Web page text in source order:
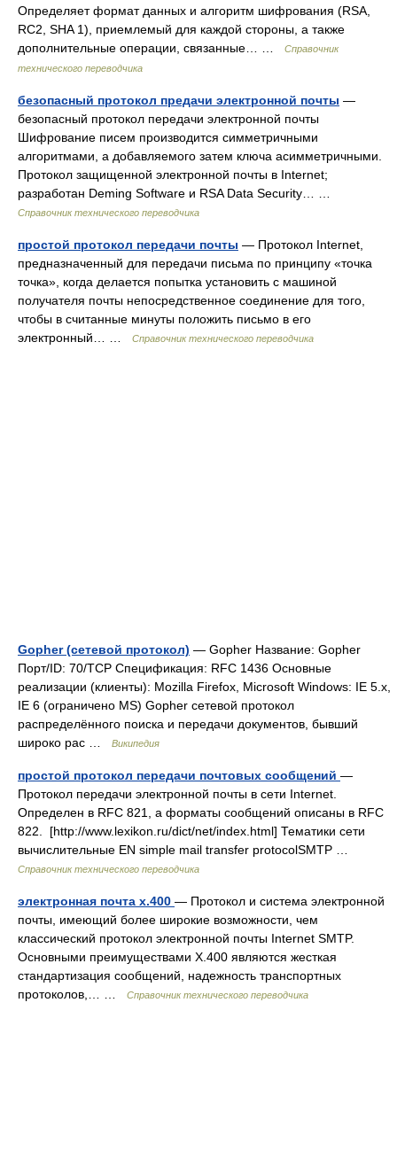
Определяет формат данных и алгоритм шифрования (RSA,
RC2, SHA 1), приемлемый для каждой стороны, а также
дополнительные операции, связанные… …
Справочник
технического переводчика
безопасный протокол предачи электронной почты —
безопасный протокол передачи электронной почты
Шифрование писем производится симметричными
алгоритмами, а добавляемого затем ключа асимметричными.
Протокол защищенной электронной почты в Internet;
разработан Deming Software и RSA Data Security… …
Справочник технического переводчика
простой протокол передачи почты — Протокол Internet,
предназначенный для передачи письма по принципу «точка
точка», когда делается попытка установить с машиной
получателя почты непосредственное соединение для того,
чтобы в считанные минуты положить письмо в его
электронный… …
Справочник технического переводчика
Gopher (сетевой протокол) — Gopher Название: Gopher
Порт/ID: 70/TCP Спецификация: RFC 1436 Основные
реализации (клиенты): Mozilla Firefox, Microsoft Windows: IE 5.x,
IE 6 (ограничено MS) Gopher сетевой протокол
распределённого поиска и передачи документов, бывший
широко рас …
Википедия
простой протокол передачи почтовых сообщений —
Протокол передачи электронной почты в сети Internet.
Определен в RFC 821, а форматы сообщений описаны в RFC
822. [http://www.lexikon.ru/dict/net/index.html] Тематики сети
вычислительные EN simple mail transfer protocolSMTP …
Справочник технического переводчика
электронная почта x.400 — Протокол и система электронной
почты, имеющий более широкие возможности, чем
классический протокол электронной почты Internet SMTP.
Основными преимуществами X.400 являются жесткая
стандартизация сообщений, надежность транспортных
протоколов,… …
Справочник технического переводчика